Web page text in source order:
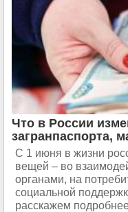
Что в России
загранпаспорта,
С 1 июня в жизни
вещей – во
органами, на
социальной
расскажем